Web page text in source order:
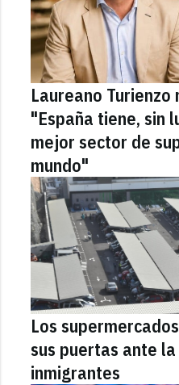
Laureano
"España tiene, sin
mejor sector de
mundo"
Los
sus puertas ante
inmigrantes